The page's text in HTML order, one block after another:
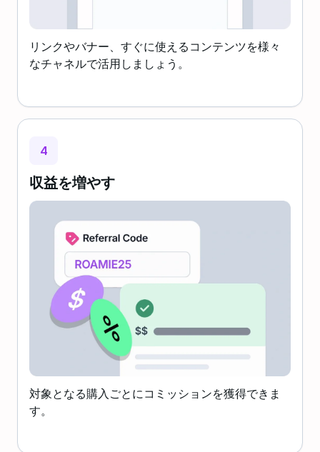
リンクやバナー、すぐに使えるコンテンツを様々
なチャネルで活用しましょう。
4
収益を増やす
対象となる購入ごとにコミッションを獲得できま
す。